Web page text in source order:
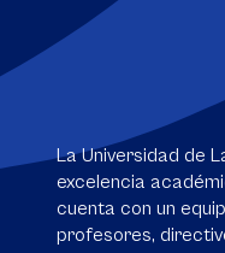
La Universidad de
excelencia
cuenta con un
profesores,